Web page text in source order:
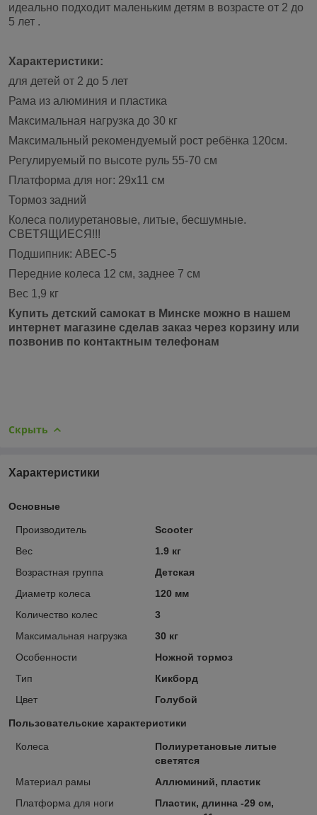
идеально подходит маленьким детям в возрасте от 2 до
5 лет .
Характеристики:
для детей от 2 до 5 лет
Рама из алюминия и пластика
Максимальная нагрузка до 30 кг
Максимальный рекомендуемый рост ребёнка 120см.
Регулируемый по высоте руль 55-70 см
Платформа для ног: 29х11 см
Тормоз задний
Колеса полиуретановые, литые, бесшумные.
СВЕТЯЩИЕСЯ!!!
Подшипник: ABEC-5
Передние колеса 12 см, заднее 7 см
Вес 1,9 кг
Купить детский самокат в Минске можно в нашем
интернет магазине сделав заказ через корзину или
позвонив по контактным телефонам
Скрыть
Характеристики
Основные
Производитель
Scooter
Вес
1.9 кг
Возрастная группа
Детская
Диаметр колеса
120 мм
Количество колес
3
Максимальная нагрузка
30 кг
Особенности
Ножной тормоз
Тип
Кикборд
Цвет
Голубой
Пользовательские характеристики
Колеса
Полиуретановые литые
светятся
Материал рамы
Аллюминий, пластик
Платформа для ноги
Пластик, длинна -29 см,